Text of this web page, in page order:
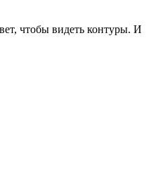
чтобы видеть контуры. И